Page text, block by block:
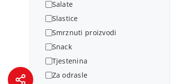
Salate
Slastice
Smrznuti proizvodi
Snack
Tjestenina
Za odrasle